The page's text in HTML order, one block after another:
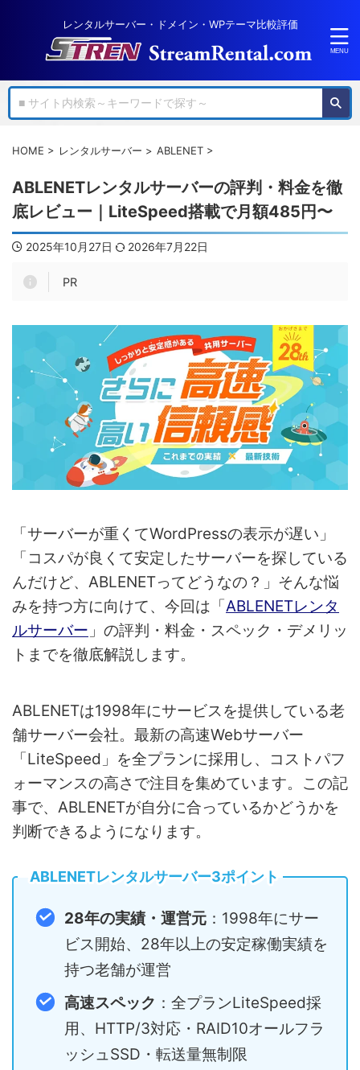
レンタルサーバー・ドメイン・WPテーマ比較評価
HOME > レンタルサーバー > ABLENET >
ABLENETレンタルサーバーの評判・料金を徹
底レビュー｜LiteSpeed搭載で月額485円〜
2025年10月27日 2026年7月22日
PR
「サーバーが重くてWordPressの表示が遅い」
「コスパが良くて安定したサーバーを探している
んだけど、ABLENETってどうなの？」そんな悩
みを持つ方に向けて、今回は「ABLENETレンタ
ルサーバー 」の評判・料金・スペック・デメリッ
トまでを徹底解説します。
ABLENETは1998年にサービスを提供している老
舗サーバー会社。最新の高速Webサーバー
「LiteSpeed」を全プランに採用し、コストパフ
ォーマンスの高さで注目を集めています。この記
事で、ABLENETが自分に合っているかどうかを
判断できるようになります。
ABLENETレンタルサーバー3ポイント
28年の実績・運営元：1998年にサー
ビス開始、28年以上の安定稼働実績を
持つ老舗が運営
高速スペック ：全プランLiteSpeed採
用、HTTP/3対応・RAID10オールフラ
ッシュSSD・転送量無制限